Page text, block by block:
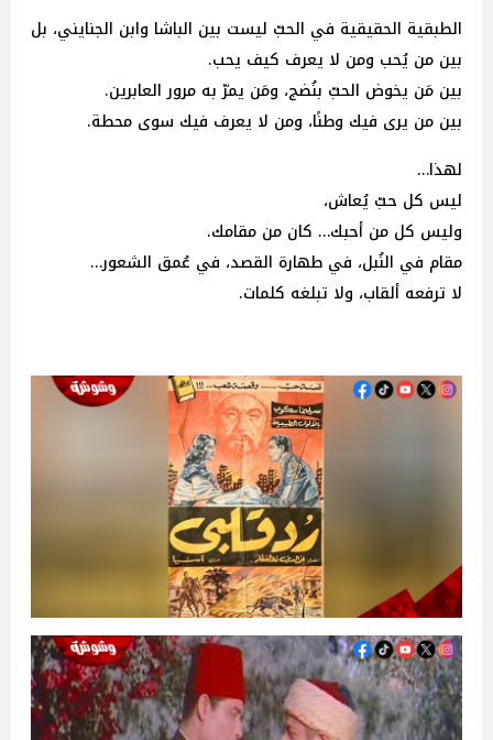
الطبقية الحقيقية في الحبّ ليست بين الباشا وابن الجنايني، بل
بين من يُحب ومن لا يعرف كيف يحب.
بين مَن يخوض الحبّ بنُضج، ومَن يمرّ به مرور العابرين.
بين من يرى فيك وطنًا، ومن لا يعرف فيك سوى محطة.
لهذا…
ليس كل حبّ يُعاش،
وليس كل من أحبك… كان من مقامك.
مقام في النُبل، في طهارة القصد، في عُمق الشعور…
لا ترفعه ألقاب، ولا تبلغه كلمات.